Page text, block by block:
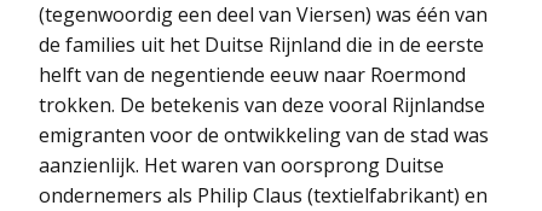
(tegenwoordig een deel van Viersen) was één van
de families uit het Duitse Rijnland die in de eerste
helft van de negentiende eeuw naar Roermond
trokken. De betekenis van deze vooral Rijnlandse
emigranten voor de ontwikkeling van de stad was
aanzienlijk. Het waren van oorsprong Duitse
ondernemers als Philip Claus (textielfabrikant) en